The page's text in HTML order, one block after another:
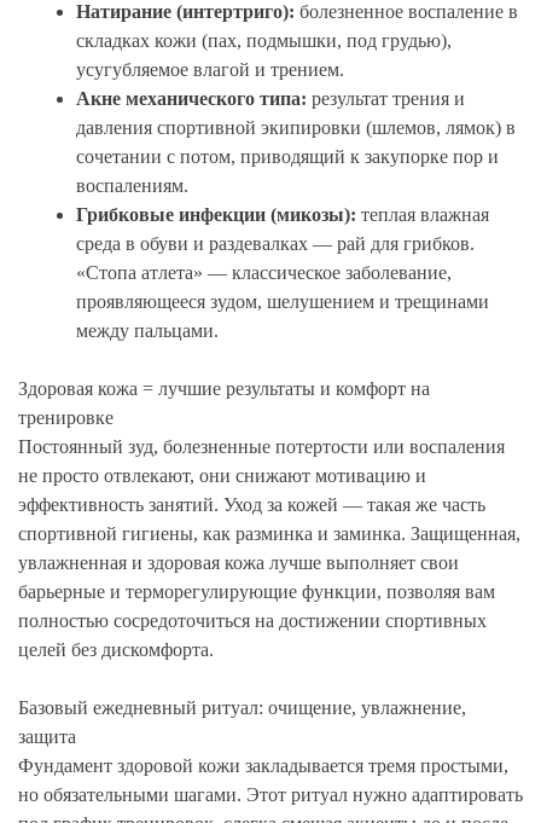
Натирание (интертриго): болезненное воспаление в
складках кожи (пах, подмышки, под грудью),
усугубляемое влагой и трением.
Акне механического типа: результат трения и
давления спортивной экипировки (шлемов, лямок) в
сочетании с потом, приводящий к закупорке пор и
воспалениям.
Грибковые инфекции (микозы): теплая влажная
среда в обуви и раздевалках — рай для грибков.
«Стопа атлета» — классическое заболевание,
проявляющееся зудом, шелушением и трещинами
между пальцами.
Здоровая кожа = лучшие результаты и комфорт на
тренировке
Постоянный зуд, болезненные потертости или воспаления
не просто отвлекают, они снижают мотивацию и
эффективность занятий. Уход за кожей — такая же часть
спортивной гигиены, как разминка и заминка. Защищенная,
увлажненная и здоровая кожа лучше выполняет свои
барьерные и терморегулирующие функции, позволяя вам
полностью сосредоточиться на достижении спортивных
целей без дискомфорта.
Базовый ежедневный ритуал: очищение, увлажнение,
защита
Фундамент здоровой кожи закладывается тремя простыми,
но обязательными шагами. Этот ритуал нужно адаптировать